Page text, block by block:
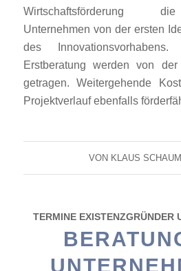
Wirtschaftsförderung
Unternehmen von der ersten
des
Erstberatung werden von der
getragen. Weitergehende
Projektverlauf ebenfalls
VON KLAUS
TERMINE EXISTENZGRÜNDER